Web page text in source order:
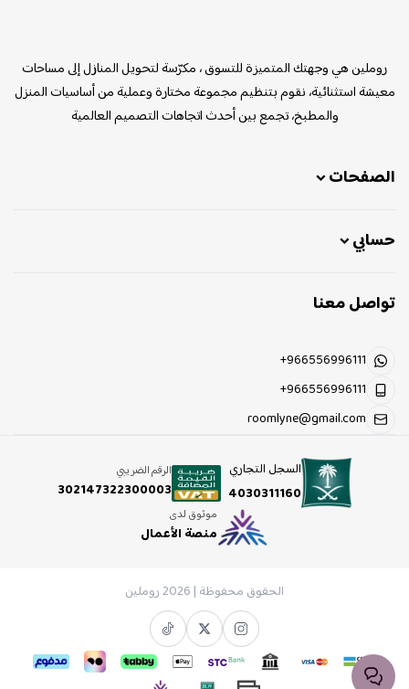
روملين هي وجهتك المتميزة للتسوق ، مكرّسة لتحويل المنازل إلى مساحات
معيشة استثنائية، نقوم بتنظيم مجموعة مختارة وعملية من أساسيات المنزل
والمطبخ، تجمع بين أحدث اتجاهات التصميم العالمية
الصفحات
حسابي
تواصل معنا
+966556996111
+966556996111
roomlyne@gmail.com
السجل التجاري
4030311160
الرقم الضريبي
302147322300003
موثوق لدى
منصة الأعمال
الحقوق محفوظة | 2026 روملين